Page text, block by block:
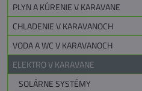
PLYN A KÚRENIE V KARAVANE
CHLADENIE V KARAVANOCH
VODA A WC V KARAVANOCH
ELEKTRO V KARAVANE
SOLÁRNE SYSTÉMY